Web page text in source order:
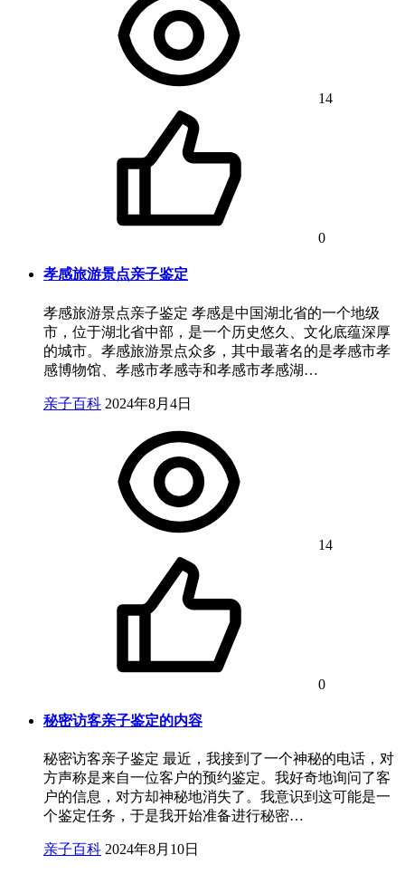
14
0
孝感旅游景点亲子鉴定
孝感旅游景点亲子鉴定 孝感是中国湖北省的一个地级
市，位于湖北省中部，是一个历史悠久、文化底蕴深厚
的城市。孝感旅游景点众多，其中最著名的是孝感市孝
感博物馆、孝感市孝感寺和孝感市孝感湖…
亲子百科 2024年8月4日
14
0
秘密访客亲子鉴定的内容
秘密访客亲子鉴定 最近，我接到了一个神秘的电话，对
方声称是来自一位客户的预约鉴定。我好奇地询问了客
户的信息，对方却神秘地消失了。我意识到这可能是一
个鉴定任务，于是我开始准备进行秘密…
亲子百科 2024年8月10日